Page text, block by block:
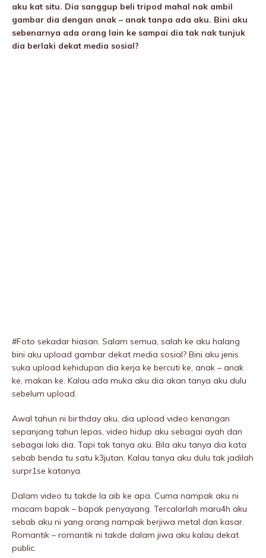
aku kat situ. Dia sanggup beli tripod mahal nak ambil
gambar dia dengan anak – anak tanpa ada aku. Bini aku
sebenarnya ada orang lain ke sampai dia tak nak tunjuk
dia berlaki dekat media sosiaI?
#Foto sekadar hiasan. Salam semua, salah ke aku halang
bini aku upload gambar dekat media sosiaI? Bini aku jenis
suka upload kehidupan dia kerja ke bercuti ke, anak – anak
ke, makan ke. Kalau ada muka aku dia akan tanya aku dulu
sebelum upload.
Awal tahun ni birthday aku, dia upload video kenangan
sepanjang tahun lepas, video hidup aku sebagai ayah dan
sebagai laki dia. Tapi tak tanya aku. Bila aku tanya dia kata
sebab benda tu satu k3jutan. Kalau tanya aku dulu tak jadilah
surpr1se katanya.
Dalam video tu takde la aib ke apa. Cuma nampak aku ni
macam bapak – bapak penyayang. Tercalarlah maru4h aku
sebab aku ni yang orang nampak berjiwa metal dan kasar.
Romantik – romantik ni takde dalam jiwa aku kalau dekat
public.